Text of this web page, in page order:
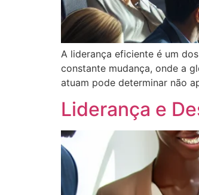
A liderança eficiente é um
constante mudança, onde a
atuam pode determinar não
Liderança e